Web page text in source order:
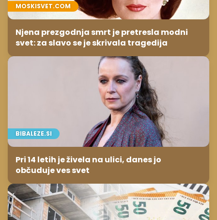
MOSKISVET.COM
Njena prezgodnja smrt je pretresla modni
svet: za slavo se je skrivala tragedija
BIBALEZE.SI
Pri 14 letih je živela na ulici, danes jo
občuduje ves svet